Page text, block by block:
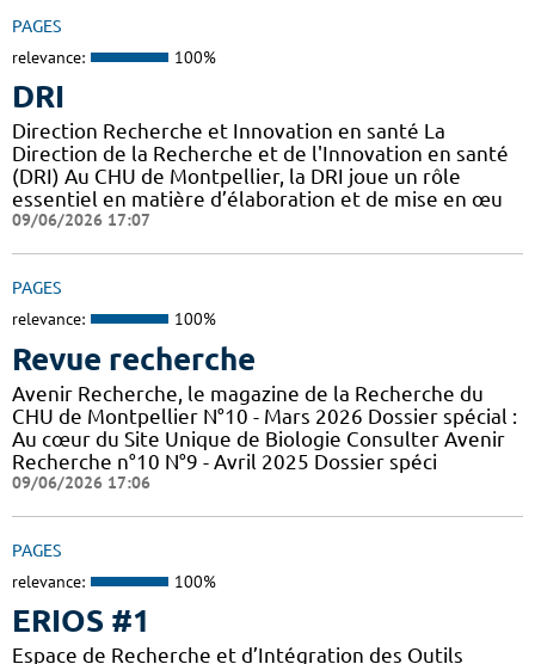
PAGES
relevance: 100%
DRI
Direction Recherche et Innovation en santé La
Direction de la Recherche et de l'Innovation en santé
(DRI) Au CHU de Montpellier, la DRI joue un rôle
essentiel en matière d’élaboration et de mise en œu
09/06/2026 17:07
PAGES
relevance: 100%
Revue recherche
Avenir Recherche, le magazine de la Recherche du
CHU de Montpellier N°10 - Mars 2026 Dossier spécial :
Au cœur du Site Unique de Biologie Consulter Avenir
Recherche n°10 N°9 - Avril 2025 Dossier spéci
09/06/2026 17:06
PAGES
relevance: 100%
ERIOS #1
Espace de Recherche et d’Intégration des Outils